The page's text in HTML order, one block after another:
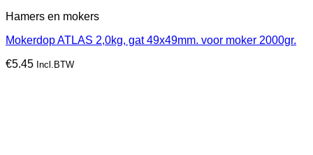
Hamers en mokers
Mokerdop ATLAS 2,0kg, gat 49x49mm. voor moker 2000gr.
€5.45 Incl.BTW